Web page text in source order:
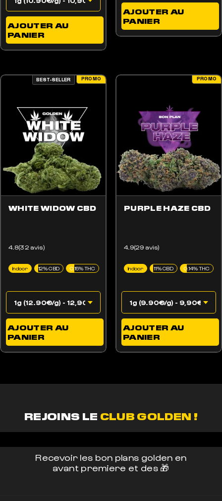
AJOUTER AU
PANIER
AJOUTER AU
PANIER
AJOUTER AU
PANIER
WHITE WIDOW CBD
Indoor 12% CBD 0.15% THC
4.8(32 avis)
BEST-SELLER PROMO
PEUVENT ÊTRE CHOISIES SUR LA PAGE DU PRODUIT
AJOUTER AU
PANIER
PURPLE HAZE CBD
Indoor 11% CBD 0.14% THC
4.9(29 avis)
PROMO
PRODUIT A PLUSIEURS VARIATIONS. LES OPTIONS PEUVENT ÊTRE CHOISIES SUR
REJOINS LE CLUB GOLDEN !
Recevoir les bon plans golden en
avant premiere et des 🎁